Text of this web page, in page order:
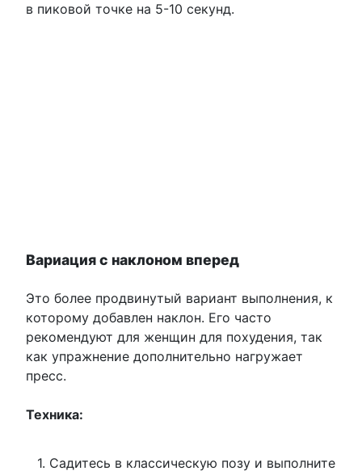
в пиковой точке на 5-10 секунд.
Вариация с наклоном вперед
Это более продвинутый вариант выполнения, к
которому добавлен наклон. Его часто
рекомендуют для женщин для похудения, так
как упражнение дополнительно нагружает
пресс.
Техника:
Садитесь в классическую позу и выполните